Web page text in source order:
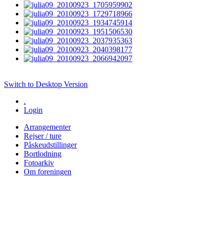
Switch to Desktop Version
.
Login
Arrangementer
Rejser / ture
Påskeudstillinger
Bortlodning
Fotoarkiv
Om foreningen